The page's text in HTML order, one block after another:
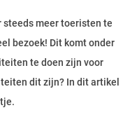
steeds meer toeristen te
bezoek! Dit komt onder
te doen zijn voor
dit zijn? In dit artikel